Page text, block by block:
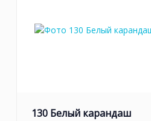
130 Белый карандаш